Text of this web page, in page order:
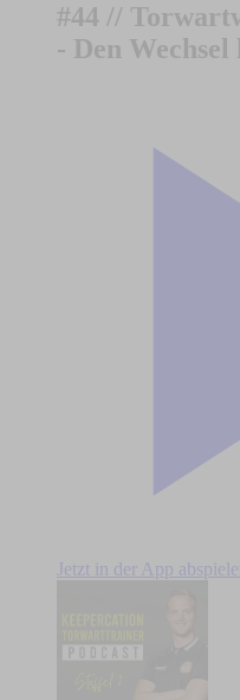
#44 //
- Den
Jetzt in der App abspielen